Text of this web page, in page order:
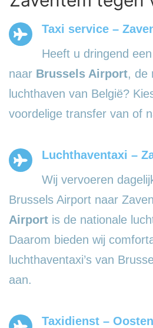
Taxi service –
Heeft u dringend
naar Brussels Airport, de
luchthaven van België?
voordelige transfer van of
Luchthaventaxi –
Wij vervoeren
Brussels Airport naar
Airport is de nationale
Daarom bieden wij
luchthaventaxi’s van
aan.
Taxidienst –